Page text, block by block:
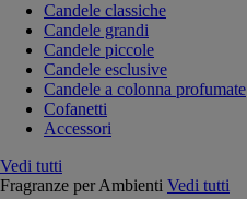
Candele classiche
Candele grandi
Candele piccole
Candele esclusive
Candele a colonna profumate
Cofanetti
Accessori
Vedi tutti
Fragranze per Ambienti Vedi tutti